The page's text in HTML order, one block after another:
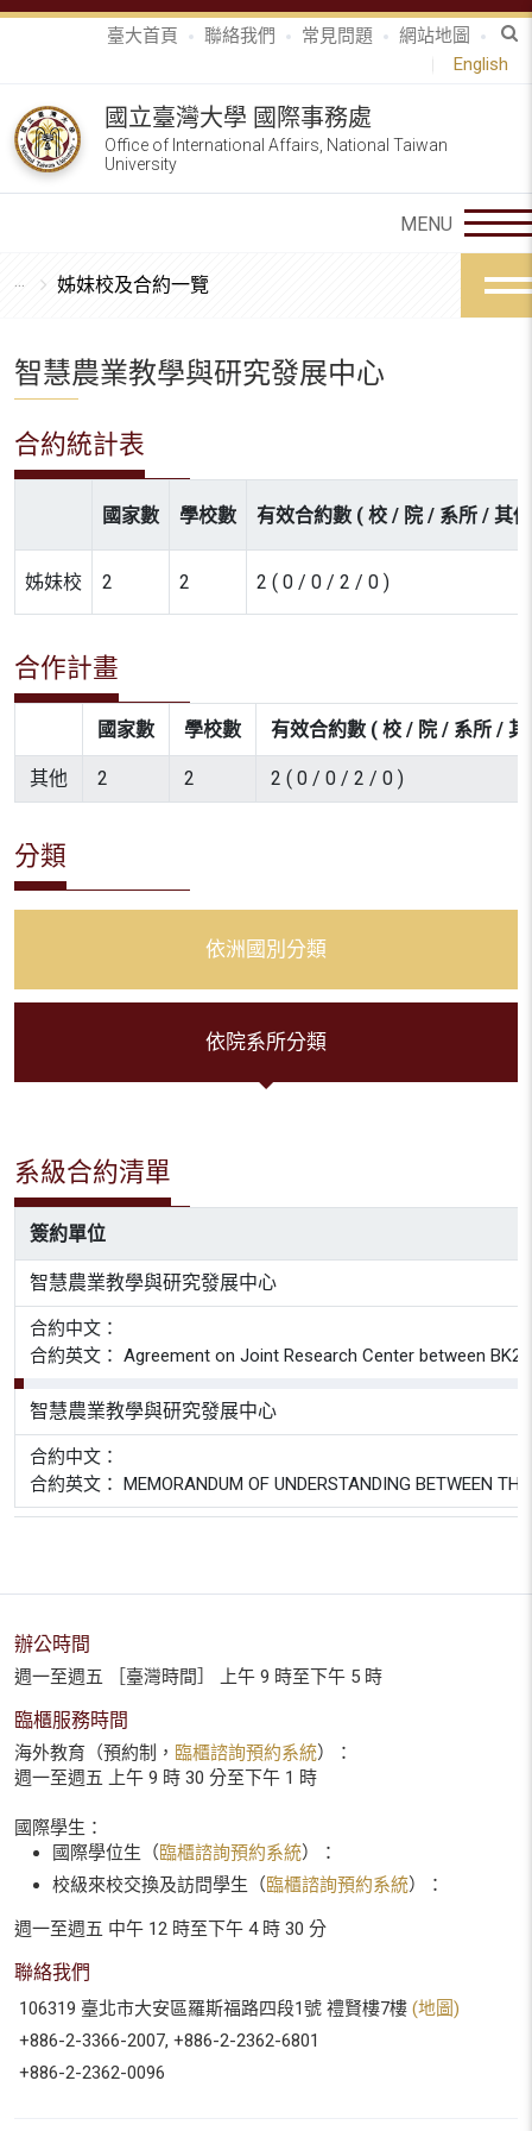
臺大首頁 聯絡我們 常見問題
網站地圖
English
國立臺灣大學 國際事務處
Office of International Affairs, National Taiwan
University
姊妹校及合約一覽
智慧農業教學與研究發展中心
合約統計表
國家數 學校數 有效合約數 ( 校 / 院 / 系所 / 其
姊妹校 2 2 2 ( 0 / 0 / 2 / 0 )
合作計畫
國家數 學校數 有效合約數 ( 校 / 院 / 系所 / 其
其他 2 2 2 ( 0 / 0 / 2 / 0 )
分類
依洲國別分類
依院系所分類
系級合約清單
簽約單位
智慧農業教學與研究發展中心
合約中文：
合約英文： Agreement on Joint Research Center between
智慧農業教學與研究發展中心
合約中文：
合約英文： MEMORANDUM OF UNDERSTANDING BETWEEN
辦公時間
週一至週五 ［臺灣時間］ 上午 9 時至下午 5 時
臨櫃服務時間
海外教育（預約制， 臨櫃諮詢預約系統）：
週一至週五 上午 9 時 30 分至下午 1 時
國際學生：
國際學位生（臨櫃諮詢預約系統）：
校級來校交換及訪問學生（臨櫃諮詢預約系統）：
週一至週五 中午 12 時至下午 4 時 30 分
聯絡我們
106319 臺北市大安區羅斯福路四段1號 禮賢樓7樓 (地圖)
+886-2-3366-2007, +886-2-2362-6801
+886-2-2362-0096